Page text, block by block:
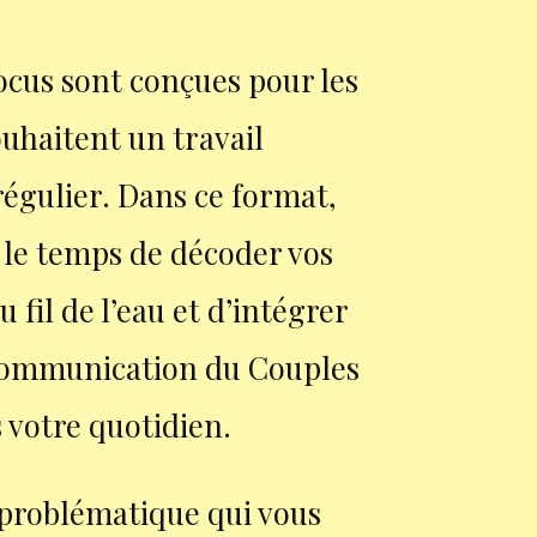
sont conçues pour les
un travail
Dans ce format,
temps de décoder vos
fil de l’eau et d’intégrer
du Couples
quotidien.
qui vous